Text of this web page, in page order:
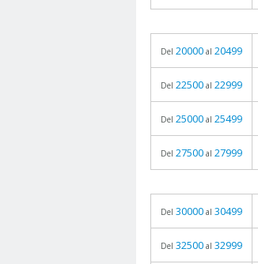
Del 20000 al 20499
Del 22500 al 22999
Del 25000 al 25499
Del 27500 al 27999
Del 30000 al 30499
Del 32500 al 32999